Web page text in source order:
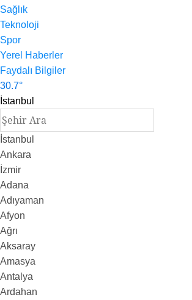
Sağlık
Teknoloji
Spor
Yerel Haberler
Faydalı Bilgiler
30.7°
İstanbul
İstanbul
Ankara
İzmir
Adana
Adıyaman
Afyon
Ağrı
Aksaray
Amasya
Antalya
Ardahan